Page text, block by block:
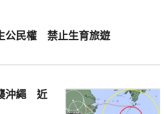
公民權 禁止生育旅遊
沖繩 近